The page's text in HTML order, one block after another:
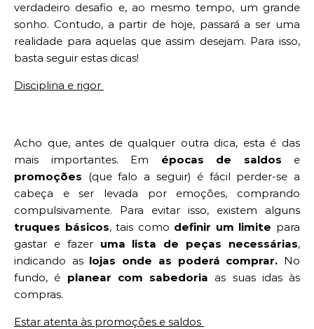
verdadeiro desafio e, ao mesmo tempo, um grande
sonho. Contudo, a partir de hoje, passará a ser uma
realidade para aquelas que assim desejam. Para isso,
basta seguir estas dicas!
Disciplina e rigor
Acho que, antes de qualquer outra dica, esta é das
mais importantes. Em épocas de saldos e
promoções (que falo a seguir) é fácil perder-se a
cabeça e ser levada por emoções, comprando
compulsivamente. Para evitar isso, existem alguns
truques básicos, tais como definir um limite para
gastar e fazer uma lista de peças necessárias,
indicando aslojas onde as poderá comprar. No
fundo, é planear com sabedoria as suas idas às
compras.
Estar atenta às promoções e saldos